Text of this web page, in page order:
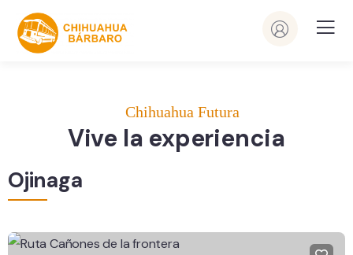
Chihuahua Futura
Vive la experiencia
Ojinaga